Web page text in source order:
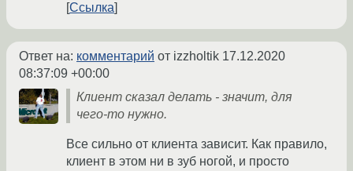
Ссылка
Ответ на: комментарий от izzholtik 17.12.2020
08:37:09 +00:00
Клиент сказал делать - значит, для
чего-то нужно.
Все сильно от клиента зависит. Как правило,
клиент в этом ни в зуб ногой, и просто